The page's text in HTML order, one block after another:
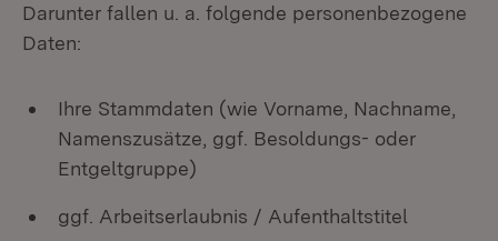
Darunter fallen u. a. folgende personenbezogene
Daten:
Ihre Stammdaten (wie Vorname, Nachname,
Namenszusätze, ggf. Besoldungs- oder
Entgeltgruppe)
ggf. Arbeitserlaubnis / Aufenthaltstitel